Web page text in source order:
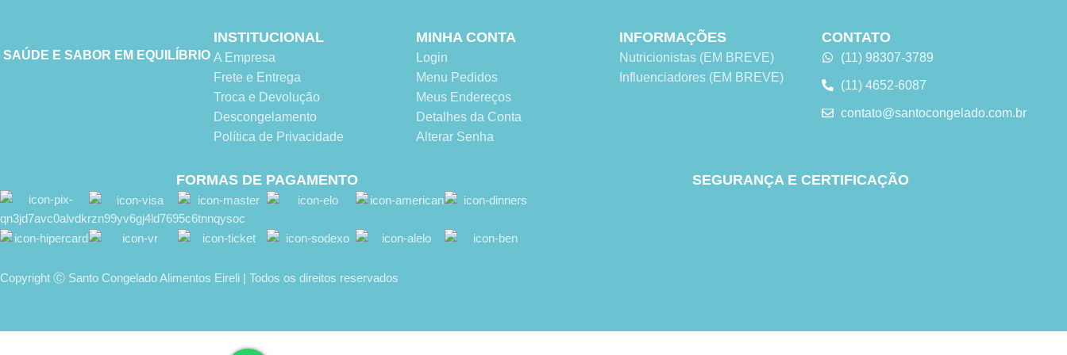
SAÚDE E SABOR EM EQUILÍBRIO
INSTITUCIONAL
A Empresa
Frete e Entrega
Troca e Devolução
Descongelamento
Política de Privacidade
MINHA CONTA
Login
Menu Pedidos
Meus Endereços
Detalhes da Conta
Alterar Senha
INFORMAÇÕES
Nutricionistas (EM BREVE)
Influenciadores (EM BREVE)
CONTATO
(11) 98307-3789
(11) 4652-6087
contato@santocongelado.com.br
FORMAS DE PAGAMENTO SEGURANÇA E CERTIFICAÇÃO
Copyright Ⓒ Santo Congelado Alimentos Eireli | Todos os direitos reservados